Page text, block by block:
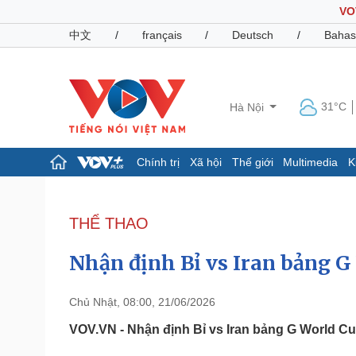
中文
/ français / Deutsch /
Hà Nội 31°C
Chính trị Xã hội Thế giới Multimedia
Đảng
Tổ chức nhân sự
Nhận diện sự thật
Dấu ấn VOV
Pháp luật
Quân sự - Quốc phòng
THỂ THAO
Nhận định Bỉ vs Iran bảng
Chủ Nhật, 08:00, 21/06/2026
VOV.VN - Nhận định Bỉ vs Iran bảng G World